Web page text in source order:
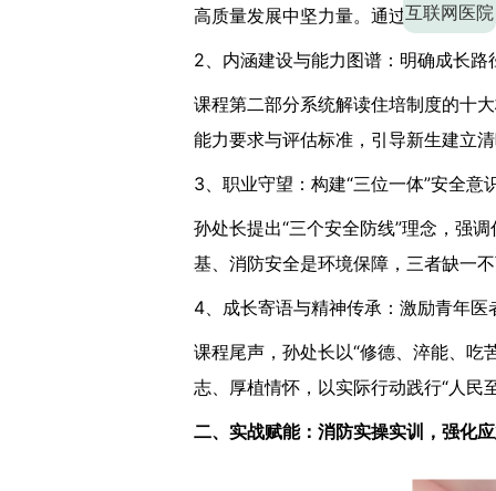
高质量发展中坚力量。通过制度溯源
2、内涵建设与能力图谱：明确成长路
课程第二部分系统解读住培制度的十
能力要求与评估标准，引导新生建立
3、职业守望：构建“三位一体”安全意
孙处长提出“三个安全防线”理念，强
基、消防安全是环境保障，三者缺一
4、成长寄语与精神传承：激励青年医
课程尾声，孙处长以“修德、淬能、吃
志、厚植情怀，以实际行动践行“人民
二、实战赋能：消防实操实训，强化
互联网医院